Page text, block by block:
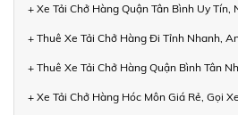
+ Xe Tải Chở Hàng Quận Tân Bình Uy Tín,
+ Thuê Xe Tải Chở Hàng Đi Tỉnh Nhanh,
+ Thuê Xe Tải Chở Hàng Quận Bình Tân
+ Xe Tải Chở Hàng Hóc Môn Giá Rẻ, Gọi